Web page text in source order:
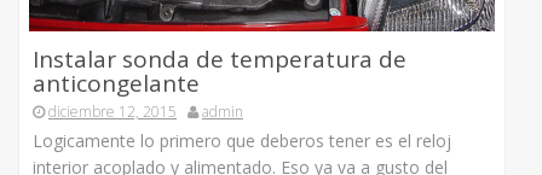
Instalar sonda de temperatura de
anticongelante
diciembre 12, 2015 admin
Logicamente lo primero que deberos tener es el reloj
interior acoplado y alimentado. Eso ya va a gusto del